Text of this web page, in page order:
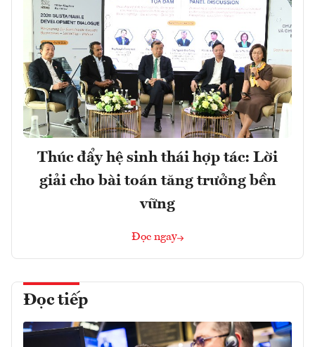
Thúc đẩy hệ sinh thái hợp tác: Lời
giải cho bài toán tăng trưởng bền
vững
Đọc ngay
Đọc tiếp